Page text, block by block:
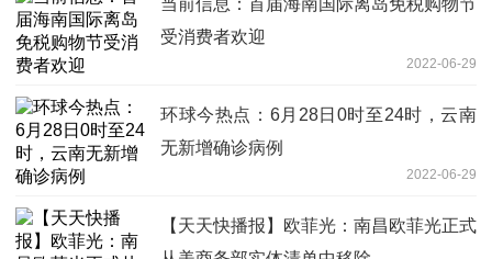
当前信息：首届海南国际离岛免税购物节
受消费者欢迎
2022-06-29
环球今热点：6月28日0时至24时，云南
无新增确诊病例
2022-06-29
【天天快播报】欧菲光：南昌欧菲光正式